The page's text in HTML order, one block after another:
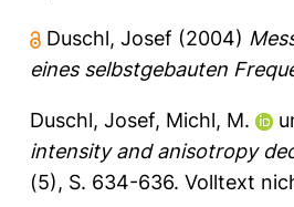
Duschl, Josef (2004)
eines selbstgebauten
Duschl, Josef, Michl, M.
intensity and anisotropy
(5), S. 634-636. Volltext